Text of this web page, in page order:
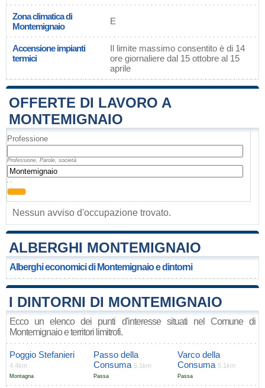
Zona climatica di
Montemignaio
E
Accensione impianti
termici
Il limite massimo consentito è di 14
ore giornaliere dal 15 ottobre al 15
aprile
OFFERTE DI LAVORO A
MONTEMIGNAIO
Professione
Professione, Parole, società
, ,
Nessun avviso d'occupazione trovato.
ALBERGHI MONTEMIGNAIO
Alberghi economici di Montemignaio e dintorni
I DINTORNI DI MONTEMIGNAIO
Ecco un elenco dei punti d'interesse situati nel Comune di
Montemignaio e territori limitrofi.
Poggio Stefanieri
4.4km
Montagna
Passo della
Consuma 5.1km
Passa
Varco della
Consuma 5.1km
Passa